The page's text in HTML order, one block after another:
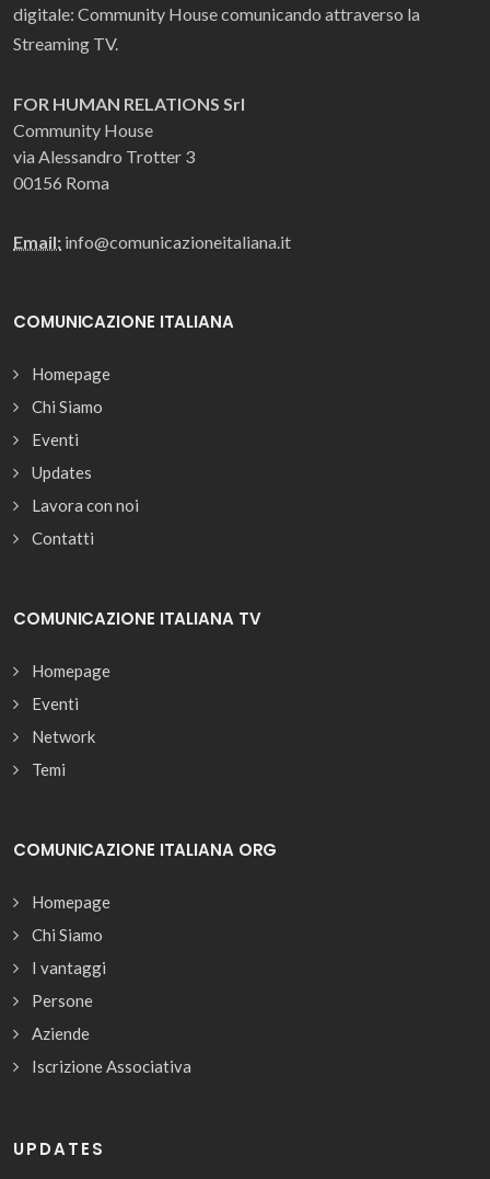
digitale: Community House comunicando attraverso la
Streaming TV.
FOR HUMAN RELATIONS Srl
Community House
via Alessandro Trotter 3
00156 Roma
Email: info@comunicazioneitaliana.it
COMUNICAZIONE ITALIANA
Homepage
Chi Siamo
Eventi
Updates
Lavora con noi
Contatti
COMUNICAZIONE ITALIANA TV
Homepage
Eventi
Network
Temi
COMUNICAZIONE ITALIANA ORG
Homepage
Chi Siamo
I vantaggi
Persone
Aziende
Iscrizione Associativa
UPDATES